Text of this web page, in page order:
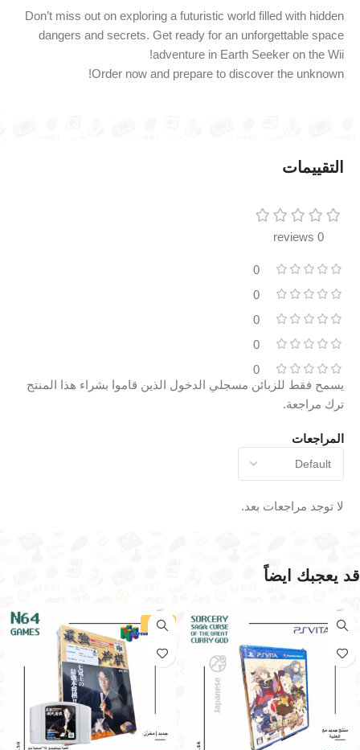
Don’t miss out on exploring a futuristic world filled with hidden
dangers and secrets. Get ready for an unforgettable space
adventure in Earth Seeker on the Wii!
Order now and prepare to discover the unknown!
التقييمات
0 reviews
0
0
0
0
0
المراجعات
لا توجد مراجعات بعد.
يسمح فقط للزبائن مسجلي الدخول الذين قاموا بشراء هذا المنتج
ترك مراجعة.
قد يعجبك ايضاً
-41%